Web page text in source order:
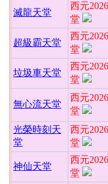
滅龍天堂
西元
堂
超級霸天堂
西元
堂
垃圾車天堂
西元
堂
無心流天堂
西元
堂
光榮時刻天
堂
西元
堂
神仙天堂
西元
堂